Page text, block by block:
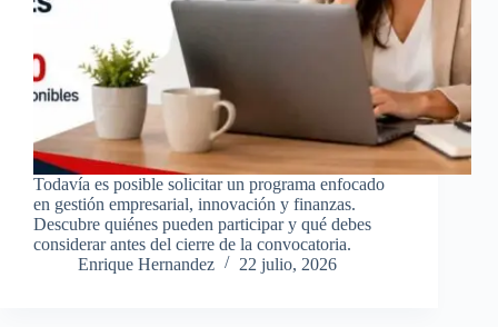
Todavía es posible solicitar un programa enfocado
en gestión empresarial, innovación y finanzas.
Descubre quiénes pueden participar y qué debes
considerar antes del cierre de la convocatoria.
Enrique Hernandez
22 julio, 2026